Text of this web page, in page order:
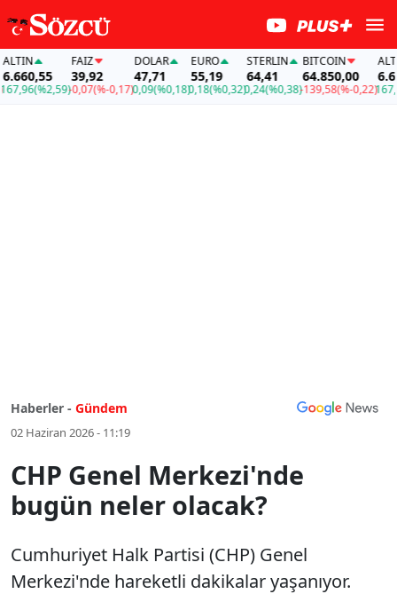
(%2,59)
FAİZ
39,92
-0,07(%-0,17)
DOLAR
47,71
0,09(%0,18)
EURO
55,19
0,18(%0,32)
STERLIN
64,41
0,24(%0,38)
BITCOIN
64.850,00
-139,58(%-0,22)
ALTIN
167,96
Haberler - Gündem
02 Haziran 2026 - 11:19
CHP Genel Merkezi'nde
bugün neler olacak?
Cumhuriyet Halk Partisi (CHP) Genel
Merkezi'nde hareketli dakikalar yaşanıyor.